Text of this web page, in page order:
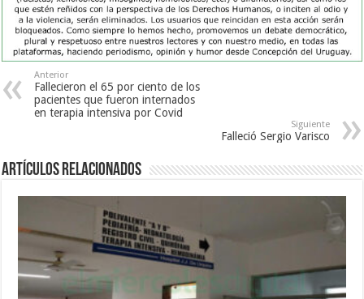
Anterior
Fallecieron el 65 por ciento de los
pacientes que fueron internados
en terapia intensiva por Covid
Siguiente
Falleció Sergio Varisco
Artículos Relacionados